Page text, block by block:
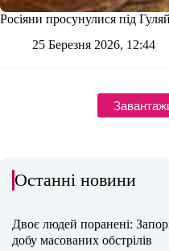
Росіяни просунулися під
25 Березня 2026, 12:44
Останні новини
Двоє людей поранені:
добу масованих обстрілів